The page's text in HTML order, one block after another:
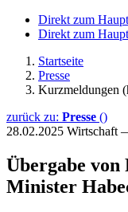
Direkt zum
Direkt zum
Startseite
Presse
Kurzmeldungen
zurück zu: Presse ()
28.02.2025 Wirtschaft
Übergabe von
Minister